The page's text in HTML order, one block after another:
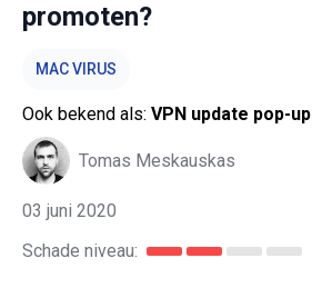
promoten?
MAC VIRUS
Ook bekend als: VPN update pop-up
Tomas Meskauskas
03 juni 2020
Schade niveau: